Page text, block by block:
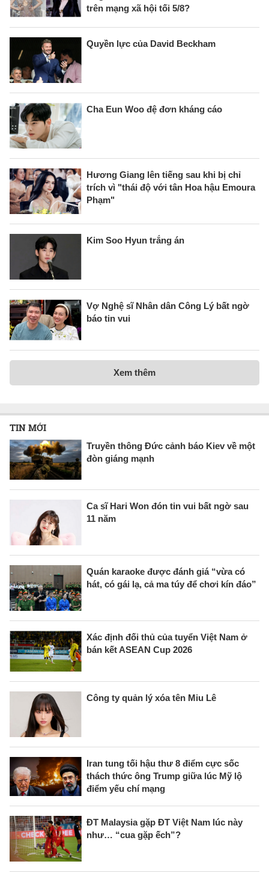
trên mạng xã hội tối 5/8?
Quyền lực của David Beckham
Cha Eun Woo đệ đơn kháng cáo
Hương Giang lên tiếng sau khi bị chỉ
trích vì "thái độ với tân Hoa hậu Emoura
Phạm"
Kim Soo Hyun trắng án
Vợ Nghệ sĩ Nhân dân Công Lý bất ngờ
báo tin vui
Xem thêm
TIN MỚI
Truyền thông Đức cảnh báo Kiev về một
đòn giáng mạnh
Ca sĩ Hari Won đón tin vui bất ngờ sau
11 năm
Quán karaoke được đánh giá “vừa có
hát, có gái lạ, cả ma túy để chơi kín đáo”
Xác định đối thủ của tuyển Việt Nam ở
bán kết ASEAN Cup 2026
Công ty quản lý xóa tên Miu Lê
Iran tung tối hậu thư 8 điểm cực sốc
thách thức ông Trump giữa lúc Mỹ lộ
điểm yếu chí mạng
ĐT Malaysia gặp ĐT Việt Nam lúc này
như… “cua gặp ếch”?